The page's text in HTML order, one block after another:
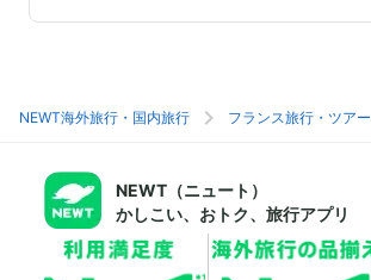
NEWT海外旅行・国内旅行 フランス旅行・ツアー
NEWT（ニュート）
かしこい、おトク、旅行アプリ